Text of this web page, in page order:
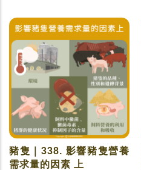
豬隻｜338. 影響豬隻營養
需求量的因素 上